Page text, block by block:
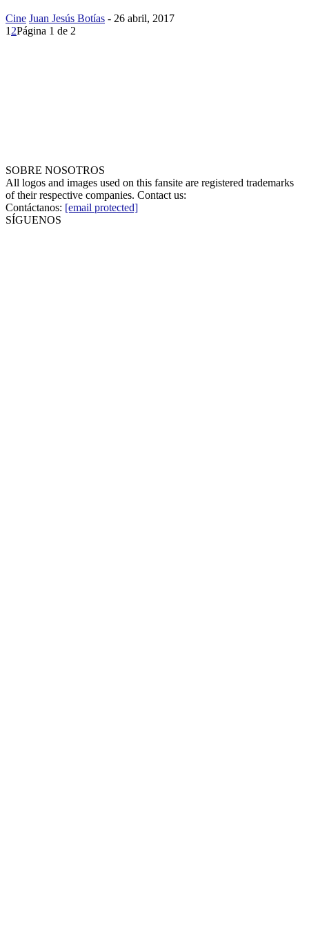
Cine Juan Jesús Botías - 26 abril, 2017
1 2Página 1 de 2
SOBRE NOSOTROS
All logos and images used on this fansite are registered trademarks
of their respective companies. Contact us:
Contáctanos: [email protected]
SÍGUENOS